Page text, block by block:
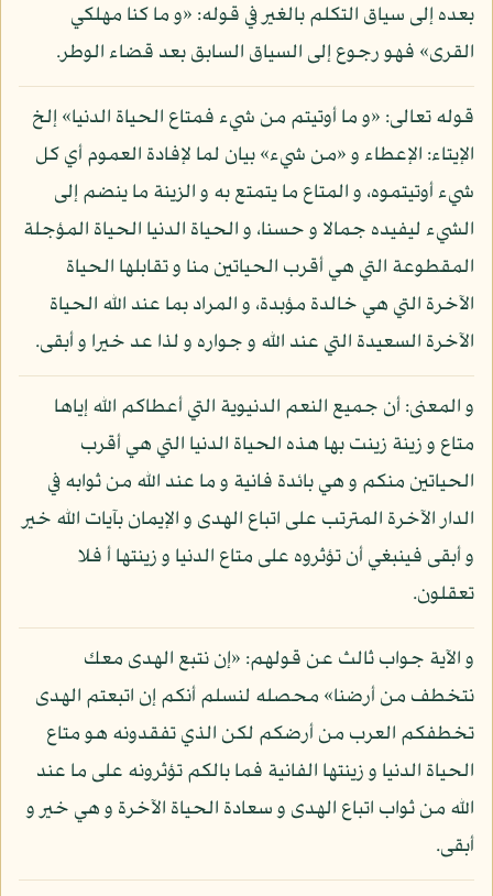
بعده إلى سياق التكلم بالغير في قوله: «و ما كنا مهلكي
القرى» فهو رجوع إلى السياق السابق بعد قضاء الوطر.
قوله تعالى: «و ما أوتيتم من شيء فمتاع الحياة الدنيا» إلخ
الإيتاء: الإعطاء و «من شيء» بيان لما لإفادة العموم أي كل
شيء أوتيتموه، و المتاع ما يتمتع به و الزينة ما ينضم إلى
الشيء ليفيده جمالا و حسنا، و الحياة الدنيا الحياة المؤجلة
المقطوعة التي هي أقرب الحياتين منا و تقابلها الحياة
الآخرة التي هي خالدة مؤبدة، و المراد بما عند الله الحياة
الآخرة السعيدة التي عند الله و جواره و لذا عد خيرا و أبقى.
و المعنى: أن جميع النعم الدنيوية التي أعطاكم الله إياها
متاع و زينة زينت بها هذه الحياة الدنيا التي هي أقرب
الحياتين منكم و هي بائدة فانية و ما عند الله من ثوابه في
الدار الآخرة المترتب على اتباع الهدى و الإيمان بآيات الله خير
و أبقى فينبغي أن تؤثروه على متاع الدنيا و زينتها أ فلا
تعقلون.
و الآية جواب ثالث عن قولهم: «إن نتبع الهدى معك
نتخطف من أرضنا» محصله لنسلم أنكم إن اتبعتم الهدى
تخطفكم العرب من أرضكم لكن الذي تفقدونه هو متاع
الحياة الدنيا و زينتها الفانية فما بالكم تؤثرونه على ما عند
الله من ثواب اتباع الهدى و سعادة الحياة الآخرة و هي خير و
أبقى.